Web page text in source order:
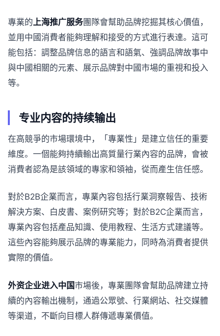
專業的 上海推广服务團隊會幫助品牌挖掘其核心價值，
並用中國消費者能夠理解和接受的方式進行表達。這可
能包括：調整品牌信息的語言和語氣、強調品牌故事中
與中國相關的元素、展示品牌對中國市場的重視和投入
等。
专业内容的持续输出
在高競爭的市場環境中，「專業性」是建立信任的重要
維度。一個能夠持續輸出高質量行業內容的品牌，會被
消費者認為是該領域的專家和領袖，從而產生信任感。
對於B2B企業而言，專業內容包括行業洞察報告、技術
解決方案、白皮書、案例研究等；對於B2C企業而言，
專業內容包括產品知識、使用教程、生活方式建議等。
這些內容能夠展示品牌的專業能力，同時為消費者提供
實際的價值。
外资企业进入中国市場後，專業團隊會幫助品牌建立持
續的內容輸出機制，通過公眾號、行業網站、社交媒體
等渠道，不斷向目標人群傳遞專業價值。